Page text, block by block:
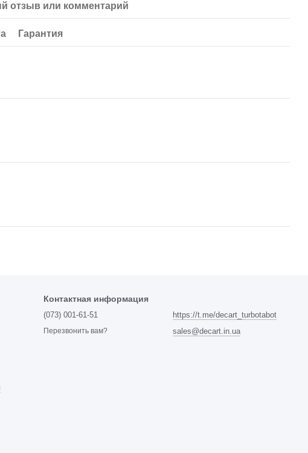
отзыв или комментарий
Гарантия
Контактная информация
(073) 001-61-51
Перезвонить вам?
https://t.me/decart_turbotabot
sales@decart.in.ua